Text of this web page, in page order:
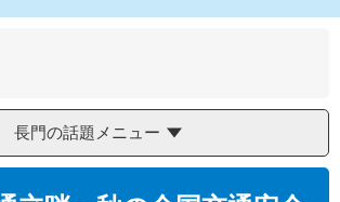
長門の話題メニュー